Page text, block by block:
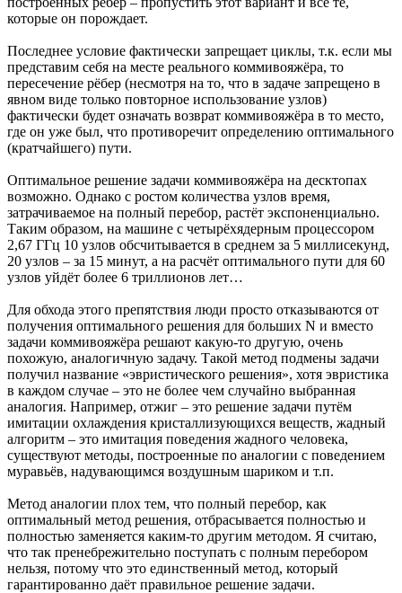
которые он порождает.
Последнее условие фактически запрещает циклы, т.к. если мы
представим себя на месте реального коммивояжёра, то
пересечение рёбер (несмотря на то, что в задаче запрещено в
явном виде только повторное использование узлов)
фактически будет означать возврат коммивояжёра в то место,
где он уже был, что противоречит определению оптимального
(кратчайшего) пути.
Оптимальное решение задачи коммивояжёра на десктопах
возможно. Однако с ростом количества узлов время,
затрачиваемое на полный перебор, растёт экспоненциально.
Таким образом, на машине с четырёхядерным процессором
2,67 ГГц 10 узлов обсчитывается в среднем за 5 миллисекунд,
20 узлов – за 15 минут, а на расчёт оптимального пути для 60
узлов уйдёт более 6 триллионов лет…
Для обхода этого препятствия люди просто отказываются от
получения оптимального решения для больших N и вместо
задачи коммивояжёра решают какую-то другую, очень
похожую, аналогичную задачу. Такой метод подмены задачи
получил название «эвристического решения», хотя эвристика
в каждом случае – это не более чем случайно выбранная
аналогия. Например, отжиг – это решение задачи путём
имитации охлаждения кристаллизующихся веществ, жадный
алгоритм – это имитация поведения жадного человека,
существуют методы, построенные по аналогии с поведением
муравьёв, надувающимся воздушным шариком и т.п.
Метод аналогии плох тем, что полный перебор, как
оптимальный метод решения, отбрасывается полностью и
полностью заменяется каким-то другим методом. Я считаю,
что так пренебрежительно поступать с полным перебором
нельзя, потому что это единственный метод, который
гарантированно даёт правильное решение задачи.